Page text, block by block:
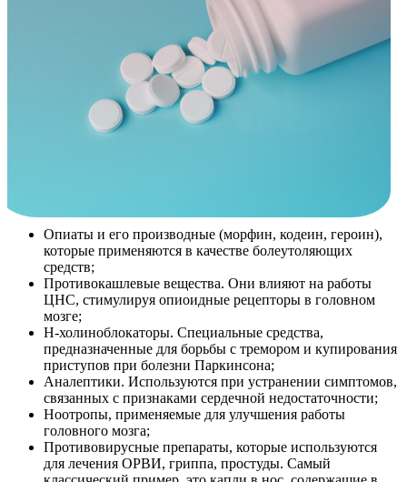
Опиаты и его производные (морфин, кодеин, героин),
которые применяются в качестве болеутоляющих
средств;
Противокашлевые вещества. Они влияют на работы
ЦНС, стимулируя опиоидные рецепторы в головном
мозге;
Н-холиноблокаторы. Специальные средства,
предназначенные для борьбы с тремором и купирования
приступов при болезни Паркинсона;
Аналептики. Используются при устранении симптомов,
связанных с признаками сердечной недостаточности;
Ноотропы, применяемые для улучшения работы
головного мозга;
Противовирусные препараты, которые используются
для лечения ОРВИ, гриппа, простуды. Самый